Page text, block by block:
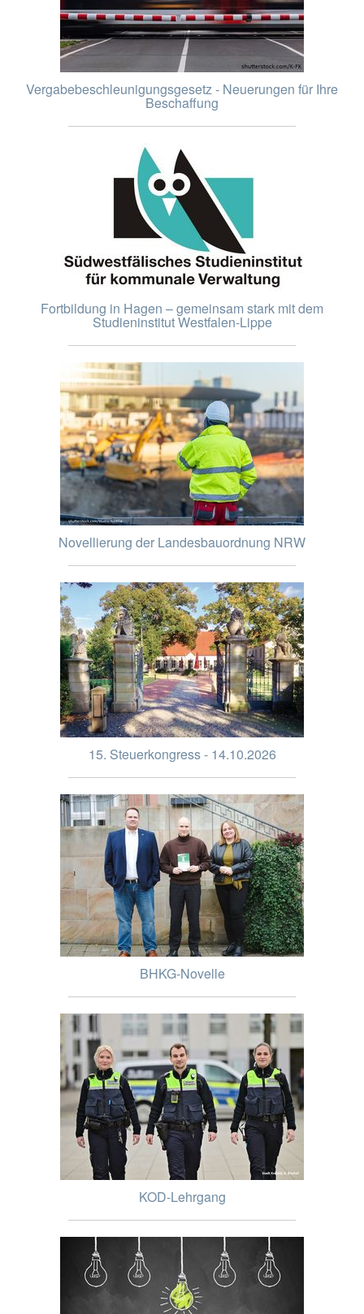
Vergabebeschleunigungsgesetz - Neuerungen für Ihre
Beschaffung
Fortbildung in Hagen – gemeinsam stark mit dem
Studieninstitut Westfalen-Lippe
Novellierung der Landesbauordnung NRW
15. Steuerkongress - 14.10.2026
BHKG-Novelle
KOD-Lehrgang